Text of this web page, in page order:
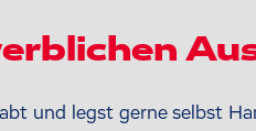
und legst gerne selbst